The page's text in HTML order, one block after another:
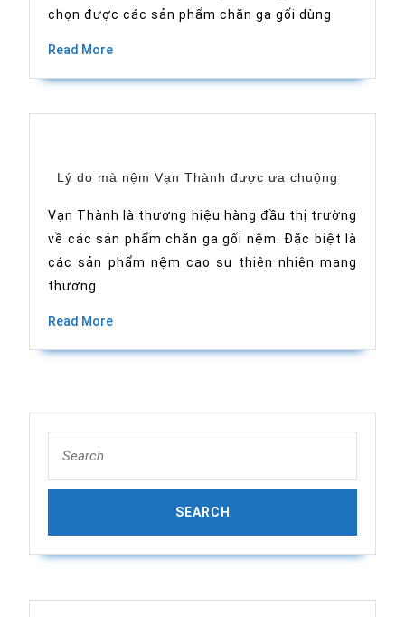
chọn
nệm
chọn được các sản phẩm chăn ga gối dùng
Read MoreRead
Lý do mà nệm Vạn Thành được ưa chuộng
nệm
Vạn
Thành
ưa
Vạn Thành là thương hiệu hàng đầu thị trường
về các sản phẩm chăn ga gối nệm. Đặc biệt là
các sản phẩm nệm cao su thiên nhiên mang
thương
Read MoreRead
for: